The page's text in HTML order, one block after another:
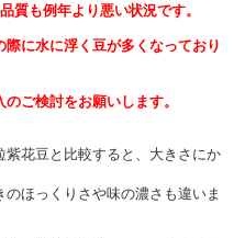
質も例年より悪い状況です。
に水に浮く豆が多くなっており
ご検討をお願いします。
花豆と比較すると、大きさにか
ほっくりさや味の濃さも違いま